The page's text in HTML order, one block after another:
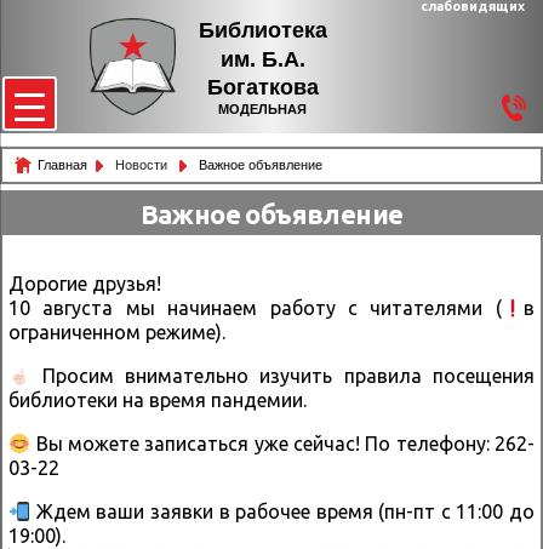
Библиотека
им. Б.А.
Богаткова
МОДЕЛЬНАЯ
слабовидящих
Главная Новости Важное объявление
Важное объявление
Дорогие друзья!
10 августа мы начинаем работу с читателями (
в
ограниченном режиме).
Просим внимательно изучить правила посещения
библиотеки на время пандемии.
Вы можете записаться уже сейчас! По телефону: 262-
03-22
Ждем ваши заявки в рабочее время (пн-пт с 11:00 до
19:00).